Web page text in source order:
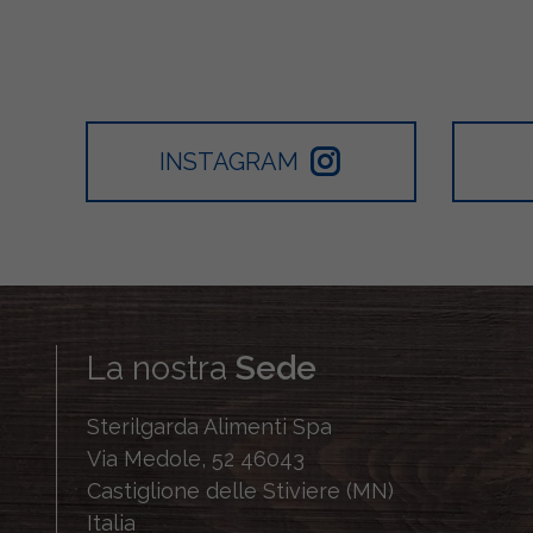
INSTAGRAM
La nostra Sede
Sterilgarda Alimenti Spa
Via Medole, 52 46043
Castiglione delle Stiviere (MN)
Italia